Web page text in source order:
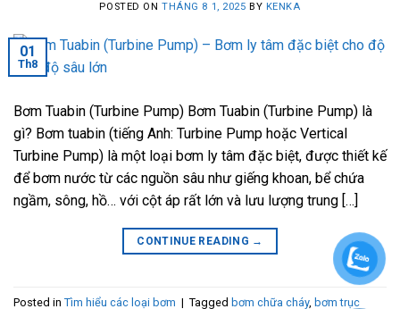
POSTED ONTHÁNG 8 1, 2025 BY KENKA
01
Th8
Bơm Tuabin (Turbine Pump) Bơm Tuabin (Turbine Pump) là
gì? Bơm tuabin (tiếng Anh: Turbine Pump hoặc Vertical
Turbine Pump) là một loại bơm ly tâm đặc biệt, được thiết kế
để bơm nước từ các nguồn sâu như giếng khoan, bể chứa
ngầm, sông, hồ… với cột áp rất lớn và lưu lượng trung […]
CONTINUE READING →
Posted in Tìm hiểu các loại bơm | Tagged bơm chữa cháy, bơm trục